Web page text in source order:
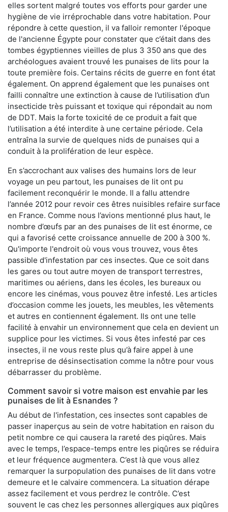
elles sortent malgré toutes vos efforts pour garder une
hygiène de vie irréprochable dans votre habitation. Pour
répondre à cette question, il va falloir remonter l'époque
de l'ancienne Égypte pour constater que c’était dans des
tombes égyptiennes vieilles de plus 3 350 ans que des
archéologues avaient trouvé les punaises de lits pour la
toute première fois. Certains récits de guerre en font état
également. On apprend également que les punaises ont
failli connaître une extinction à cause de l’utilisation d’un
insecticide très puissant et toxique qui répondait au nom
de DDT. Mais la forte toxicité de ce produit a fait que
l’utilisation a été interdite à une certaine période. Cela
entraîna la survie de quelques nids de punaises qui a
conduit à la prolifération de leur espèce.
En s’accrochant aux valises des humains lors de leur
voyage un peu partout, les punaises de lit ont pu
facilement reconquérir le monde. Il a fallu attendre
l’année 2012 pour revoir ces êtres nuisibles refaire surface
en France. Comme nous l’avions mentionné plus haut, le
nombre d’œufs par an des punaises de lit est énorme, ce
qui a favorisé cette croissance annuelle de 200 à 300 %.
Qu'importe l'endroit où vous vous trouvez, vous êtes
passible d'infestation par ces insectes. Que ce soit dans
les gares ou tout autre moyen de transport terrestres,
maritimes ou aériens, dans les écoles, les bureaux ou
encore les cinémas, vous pouvez être infesté. Les articles
d’occasion comme les jouets, les meubles, les vêtements
et autres en contiennent également. Ils ont une telle
facilité à envahir un environnement que cela en devient un
supplice pour les victimes. Si vous êtes infesté par ces
insectes, il ne vous reste plus qu’à faire appel à une
entreprise de désinsectisation comme la nôtre pour vous
débarrasser du problème.
Comment savoir si votre maison est envahie par les
punaises de lit à Esnandes ?
Au début de l'infestation, ces insectes sont capables de
passer inaperçus au sein de votre habitation en raison du
petit nombre ce qui causera la rareté des piqûres. Mais
avec le temps, l’espace-temps entre les piqûres se réduira
et leur fréquence augmentera. C’est là que vous allez
remarquer la surpopulation des punaises de lit dans votre
demeure et le calvaire commencera. La situation dérape
assez facilement et vous perdrez le contrôle. C’est
souvent le cas chez les personnes allergiques aux piqûres